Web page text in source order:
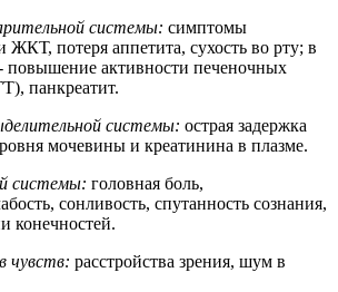
системы: симптомы
потеря аппетита, сухость во рту; в
повышение активности печеночных
панкреатит.
системы: острая задержка
мочевины и креатинина в плазме.
системы: головная боль,
сонливость, спутанность сознания,
конечностей.
чувств: расстройства зрения, шум в